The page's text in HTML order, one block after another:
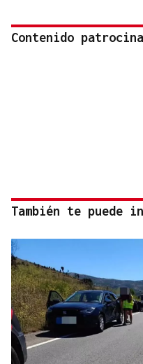
Contenido
También te puede